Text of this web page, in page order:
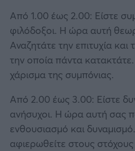
Από 1.00 έως 2.00: Είστε
φιλόδοξοι. Η ώρα αυτή
Αναζητάτε την επιτυχία και
την οποία πάντα
χάρισμα της συμπόνιας.
Από 2.00 έως 3.00: Είστε
ανήσυχοι. Η ώρα αυτή σας
ενθουσιασμό και
αφιερωθείτε στους